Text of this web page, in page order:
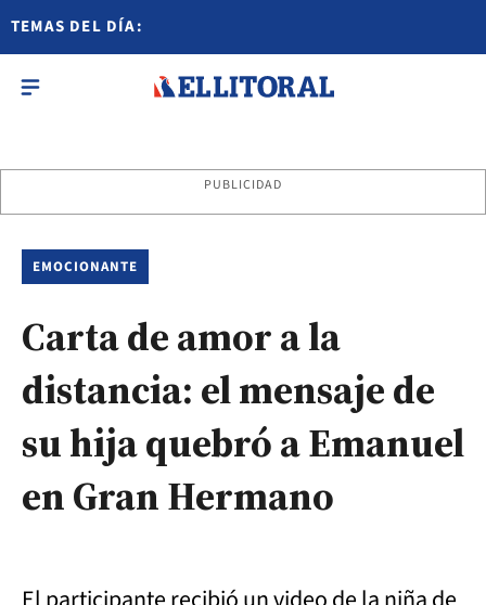
TEMAS DEL DÍA:
PUBLICIDAD
EMOCIONANTE
Carta de amor a la
distancia: el mensaje de
su hija quebró a Emanuel
en Gran Hermano